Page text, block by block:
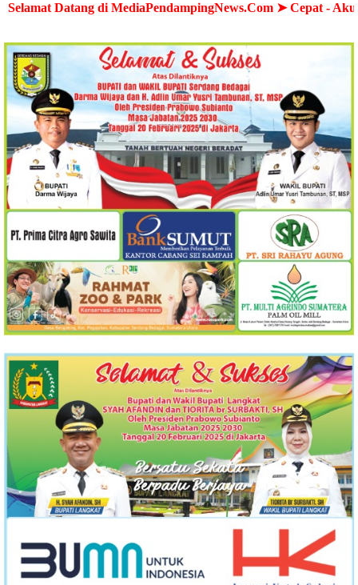
di MediaPendampingNews.Com ➤ Cepat - Akurat -